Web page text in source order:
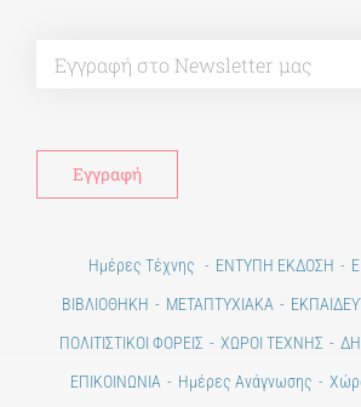
Ημέρες Τέχνης ΕΝΤΥΠΗ ΕΚΔΟΣΗ
ΒΙΒΛΙΟΘΗΚΗ
ΜΕΤΑΠΤΥΧΙΑΚΑ
ΠΟΛΙΤΙΣΤΙΚΟΙ ΦΟΡΕΙΣ
ΧΩΡΟΙ ΤΕΧΝΗΣ
ΕΠΙΚΟΙΝΩΝΙΑ
Ημέρες Ανάγνωσης